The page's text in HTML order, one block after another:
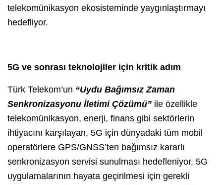
telekomünikasyon ekosisteminde yaygınlaştırmayı
hedefliyor.
5G ve sonrası teknolojiler için kritik adım
Türk Telekom’un “Uydu BağımsızZaman
Senkronizasyonu İletimi Çözümü” ile özellikle
telekomünikasyon, enerji, finans gibi sektörlerin
ihtiyacını karşılayan, 5G için dünyadaki tüm mobil
operatörlere GPS/GNSS’ten bağımsız kararlı
senkronizasyon servisi sunulması hedefleniyor. 5G
uygulamalarının hayata geçirilmesi için gerekli